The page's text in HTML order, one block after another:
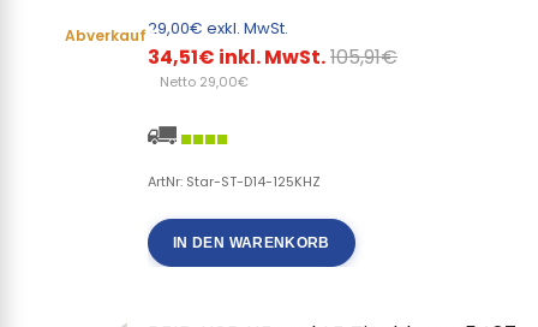
Abverkauf29,00€ exkl. MwSt.
34,51€ inkl. MwSt.105,91€
Netto 29,00€
ArtNr: Star-ST-D14-125KHZ
IN DEN WARENKORB